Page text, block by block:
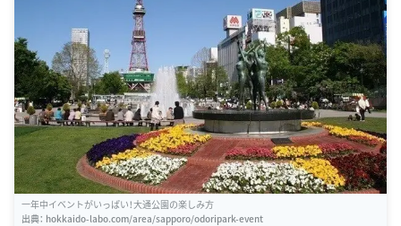
一年中イベントがいっぱい！大通公園の楽しみ方
出典： hokkaido-labo.com/area/sapporo/odoripark-event